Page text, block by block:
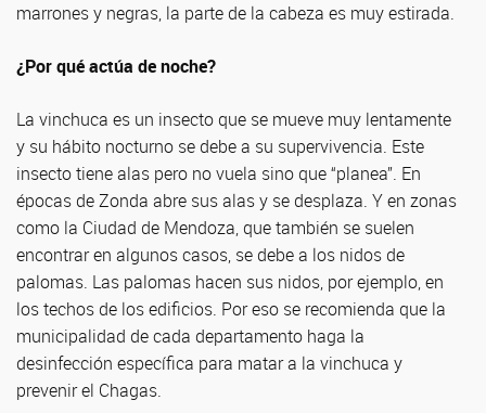
marrones y negras, la parte de la cabeza es muy estirada.
¿Por qué actúa de noche?
La vinchuca es un insecto que se mueve muy lentamente
y su hábito nocturno se debe a su supervivencia. Este
insecto tiene alas pero no vuela sino que “planea”. En
épocas de Zonda abre sus alas y se desplaza. Y en zonas
como la Ciudad de Mendoza, que también se suelen
encontrar en algunos casos, se debe a los nidos de
palomas. Las palomas hacen sus nidos, por ejemplo, en
los techos de los edificios. Por eso se recomienda que la
municipalidad de cada departamento haga la
desinfección específica para matar a la vinchuca y
prevenir el Chagas.